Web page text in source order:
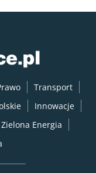
Transport
Innowacje
Zielona Energia